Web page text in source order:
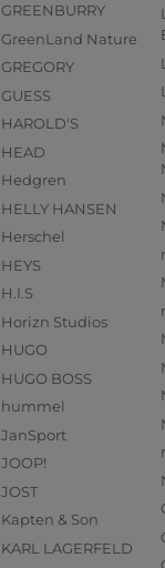
GREENBURRY
GreenLand Nature
GREGORY
GUESS
HAROLD'S
HEAD
Hedgren
HELLY HANSEN
Herschel
HEYS
H.I.S
Horizn Studios
HUGO
HUGO BOSS
hummel
JanSport
JOOP!
JOST
Kapten & Son
KARL LAGERFELD